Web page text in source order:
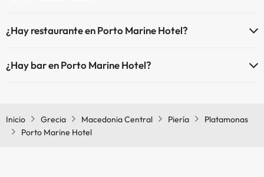
comunes.
¿Hay restaurante en Porto Marine Hotel?
¿Hay bar en Porto Marine Hotel?
Inicio Grecia Macedonia Central Piería
Platamonas
Porto Marine Hotel